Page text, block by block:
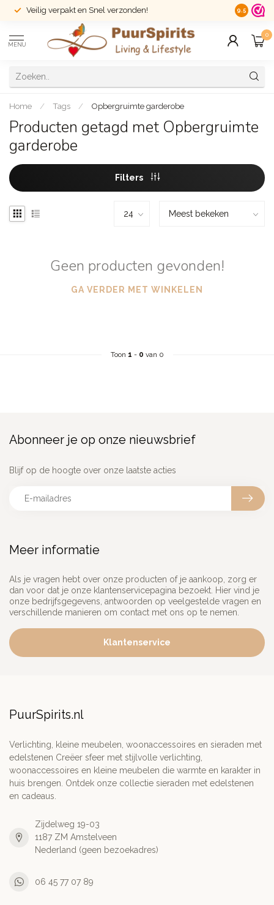
Veilig verpakt en Snel verzonden! 14 dagen
9.5
MENU
0
Home / Tags / Opbergruimte garderobe
Producten getagd met Opbergruimte
garderobe
Filters
Geen producten gevonden!
GA VERDER MET WINKELEN
Toon 1 - 0 van 0
Meer informatie
Als je vragen hebt over onze producten of je aankoop, zorg er
dan voor dat je onze klantenservicepagina bezoekt. Hier vind je
onze bedrijfsgegevens, antwoorden op veelgestelde vragen en
verschillende manieren om contact met ons op te nemen.
Klantenservice
Abonneer je op onze nieuwsbrief
Blijf op de hoogte over onze laatste acties
PuurSpirits.nl
Verlichting, kleine meubelen, woonaccessoires en sieraden met
edelstenen Creëer sfeer met stijlvolle verlichting,
woonaccessoires en kleine meubelen die warmte en karakter in
huis brengen. Ontdek onze collectie sieraden met edelstenen
en cadeaus.
Zijdelweg 19-03
1187 ZM Amstelveen
Nederland (geen bezoekadres)
06 45 77 07 89